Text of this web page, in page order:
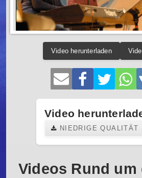
Video herunterladen
Video
NIEDRIGE QUALITÄT
Videos Rund um